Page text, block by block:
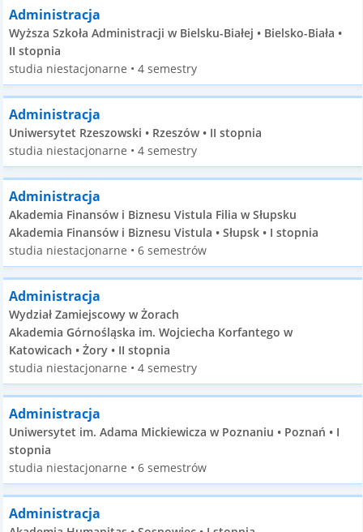
Administracja
Wyższa Szkoła Administracji w Bielsku-Białej • Bielsko-Biała •
II stopnia
studia niestacjonarne • 4 semestry
Administracja
Uniwersytet Rzeszowski • Rzeszów • II stopnia
studia niestacjonarne • 4 semestry
Administracja
Akademia Finansów i Biznesu Vistula Filia w Słupsku
Akademia Finansów i Biznesu Vistula • Słupsk • I stopnia
studia niestacjonarne • 6 semestrów
Administracja
Wydział Zamiejscowy w Żorach
Akademia Górnośląska im. Wojciecha Korfantego w
Katowicach • Żory • II stopnia
studia niestacjonarne • 4 semestry
Administracja
Uniwersytet im. Adama Mickiewicza w Poznaniu • Poznań • I
stopnia
studia niestacjonarne • 6 semestrów
Administracja